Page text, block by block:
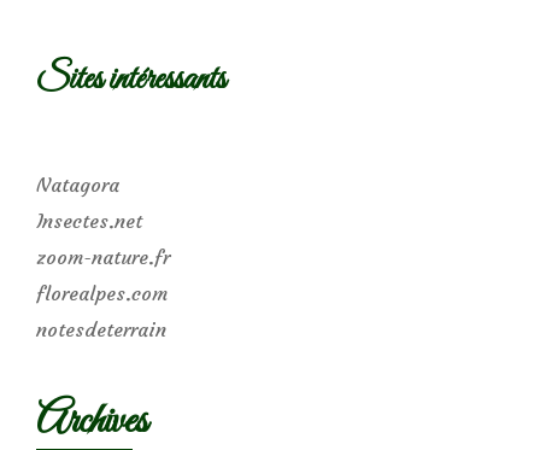
Sites intéressants
Natagora
Insectes.net
zoom-nature.fr
florealpes.com
notesdeterrain
Archives